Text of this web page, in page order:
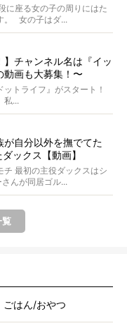
に座る女の子の周りにはた
。 女の子はダ...
】チャンネル名は『イッ
動画も大募集！〜
トライフ』がスタート！
私...
が自分以外を撫でてた
ックス【動画】
チ 最初の主役ダックスはシ
んが同居ゴル...
覧
ごはん/おやつ